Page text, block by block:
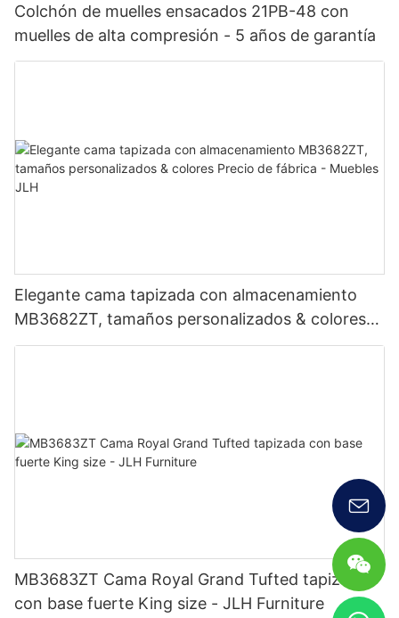
Colchón de muelles ensacados 21PB-48 con
muelles de alta compresión - 5 años de garantía
Elegante cama tapizada con almacenamiento
MB3682ZT, tamaños personalizados & colores
Precio de fábrica - Muebles JLH
MB3683ZT Cama Royal Grand Tufted tapizada
con base fuerte King size - JLH Furniture